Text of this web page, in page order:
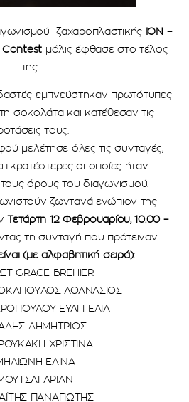
ζαχαροπλαστικής ION –
Contest μόλις έφθασε στο τέλος
της.
εμπνεύστηκαν πρωτότυπες
σοκολάτα και κατέθεσαν τις
τους.
μελέτησε όλες τις συνταγές,
οι οποίες ήταν
όρους του διαγωνισμού.
ζωντανά ενώπιον της
Τετάρτη 12 Φεβρουαρίου, 10.00 –
τη συνταγή που πρότειναν.
(με αλφαβητική σειρά):
GRACE BREHIER
ΑΘΑΝΑΣΙΟΣ
ΕΥΑΓΓΕΛΙΑ
ΔΗΜΗΤΡΙΟΣ
ΧΡΙΣΤΙΝΑ
ΕΛΙΝΑ
ΑΡΙΑΝ
ΠΑΝΑΓΙΩΤΗΣ